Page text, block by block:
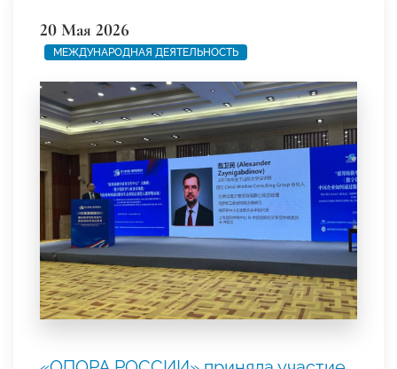
20 Мая 2026
МЕЖДУНАРОДНАЯ ДЕЯТЕЛЬНОСТЬ